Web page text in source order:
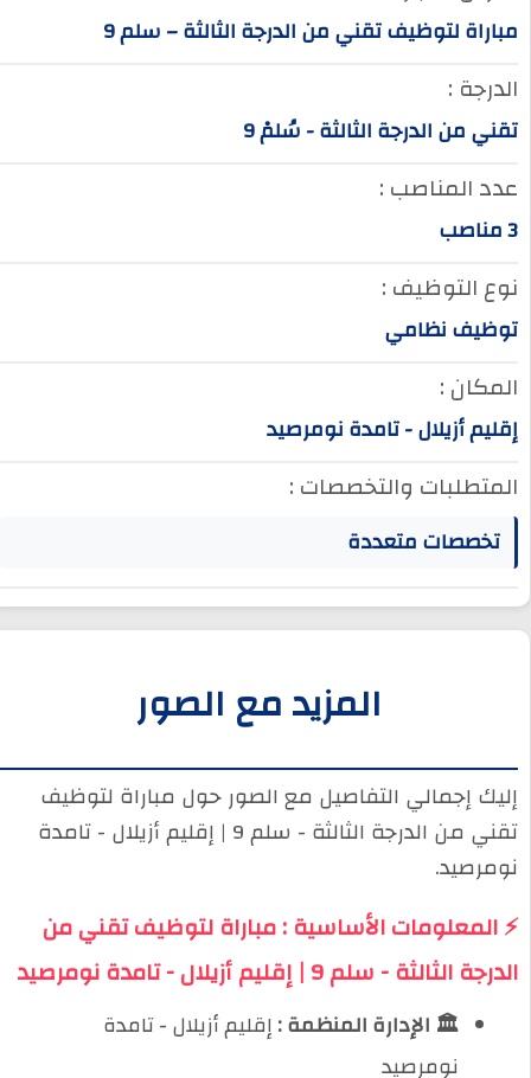
مباراة لتوظيف تقني من الدرجة الثالثة – سلم 9
الدرجة :
تقني من الدرجة الثالثة - سُلمْ 9
عدد المناصب :
نوع التوظيف :
توظيف نظامي
المكان :
إقليم أزيلال - تامدة نومرصيد
المتطلبات والتخصصات :
تخصصات متعددة
المزيد مع الصور
إليك إجمالي التفاصيل مع الصور حول مباراة لتوظيف
تقني من الدرجة الثالثة - سلم 9 | إقليم أزيلال - تامدة
نومرصيد.
⚡ المعلومات الأساسية : مباراة لتوظيف تقني من
الدرجة الثالثة - سلم 9 | إقليم أزيلال - تامدة نومرصيد
🏛️ الإدارة المنظمة :إقليم أزيلال - تامدة
نومرصيد